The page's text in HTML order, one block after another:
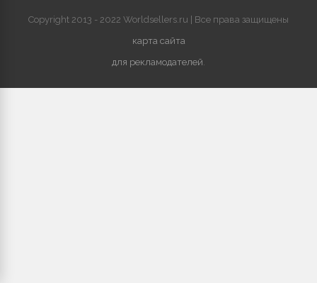
Copyright 2013 - 2022 Worldsellers.ru | Все права защищены
карта сайта
для рекламодателей